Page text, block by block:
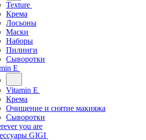
Texture
Крема
Лосьоны
Маски
Наборы
Пилинги
Сыворотки
E
Vitamin E
Крема
Очищение и снятие макияжа
Сыворотки
you are
GIGI